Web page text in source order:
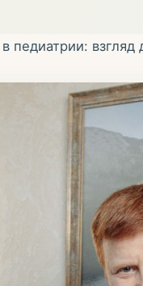
педиатрии: